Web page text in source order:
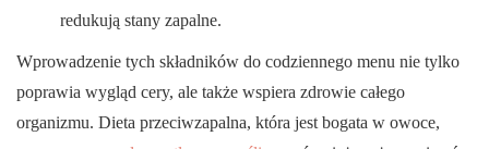
redukują stany zapalne.
Wprowadzenie tych składników do codziennego menu nie tylko
poprawia wygląd cery, ale także wspiera zdrowie całego
organizmu. Dieta przeciwzapalna, która jest bogata w owoce,